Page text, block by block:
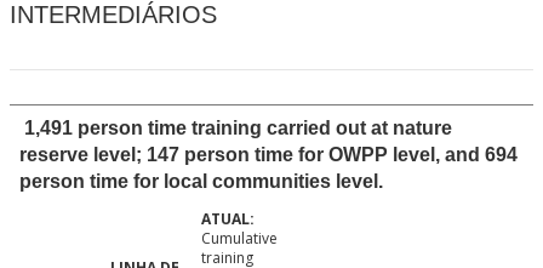
INTERMEDIÁRIOS
1,491 person time training carried out at nature
reserve level; 147 person time for OWPP level, and 694
person time for local communities level.
Cumulative
training